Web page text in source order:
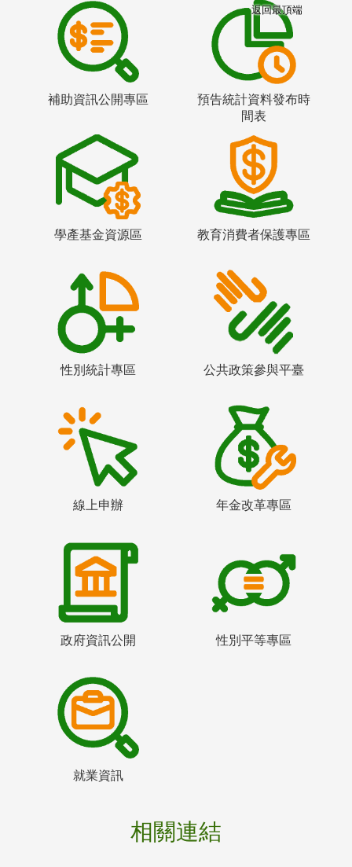
補助資訊公開專區
預告統計資料發布時
間表
學產基金資源區 教育消費者保護專區
性別統計專區 公共政策參與平臺
線上申辦 年金改革專區
政府資訊公開 性別平等專區
就業資訊
相關連結
返回最頂端